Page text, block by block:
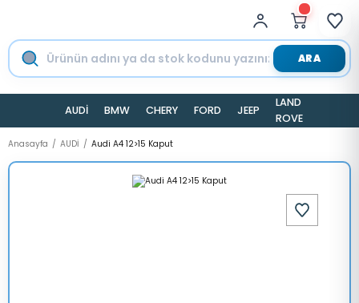
ARA
AUDİ BMW CHERY FORD JEEP
LAND
ROVER
Anasayfa AUDİ Audi A4 12>15 Kaput